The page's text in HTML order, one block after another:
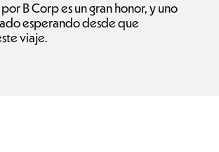
B Corp es un gran honor, y uno
esperando desde que
viaje.